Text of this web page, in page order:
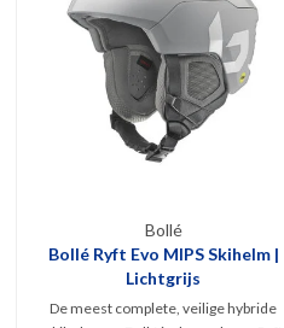
Bollé
Bollé Ryft Evo MIPS Skihelm |
Lichtgrijs
De meest complete, veilige hybride